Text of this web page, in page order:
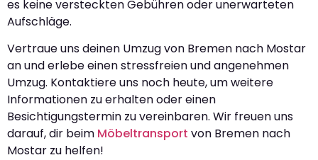
es keine versteckten Gebühren oder unerwarteten
Aufschläge.
Vertraue uns deinen Umzug von Bremen nach Mostar
an und erlebe einen stressfreien und angenehmen
Umzug. Kontaktiere uns noch heute, um weitere
Informationen zu erhalten oder einen
Besichtigungstermin zu vereinbaren. Wir freuen uns
darauf, dir beim Möbeltransport von Bremen nach
Mostar zu helfen!